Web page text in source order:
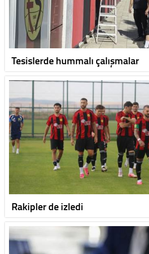
Tesislerde hummalı çalışmalar
Rakipler de izledi